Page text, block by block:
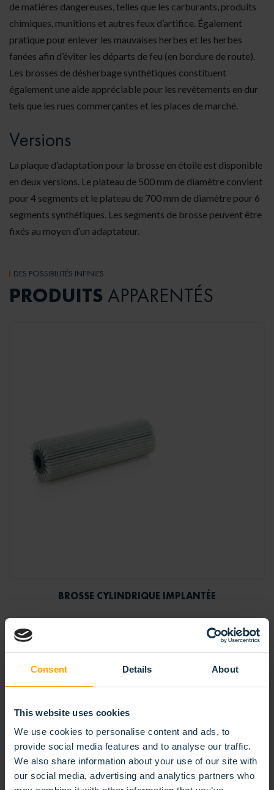
Consent Details About
This website uses cookies
We use cookies to personalise content and ads, to
provide social media features and to analyse our traffic.
We also share information about your use of our site with
our social media, advertising and analytics partners who
de matières dangereuses, telles que les carburants, produits
chimiques, munitions et autres feux d’artifice. Également
pratique pour enlever les mauvaises herbes et les herbes
fanées afin d’éviter les départs de feu (en bordure de route).
Les brosses de désherbage synthétiques constituent
également une aide appréciable pour les revêtements en dur
tels que les rues commerçantes et les places de marché.
Versions
La plaque d’adaptation pour la brosse en étoile est disponible
en deux versions. Le plateau de 500 mm de diamètre convient
pour 4 segments et le plateau de 700 mm de diamètre pour 6
segments synthétiques. Les segments de brosse peuvent être
fixés au moyen d’un adaptateur.
DES POSSIBILITÉS INFINIES
PRODUITS APPARENTÉS
BROSSE CYLINDRIQUE IMPLANTÉE